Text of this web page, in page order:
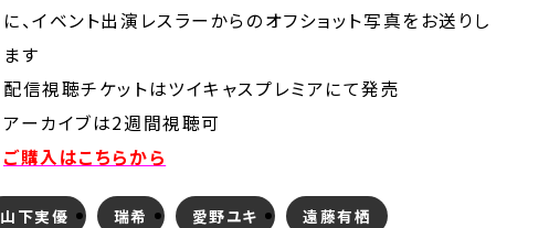
に、イベント出演レスラーからのオフショット写真をお送りし
ます
配信視聴チケットはツイキャスプレミアにて発売
アーカイブは2週間視聴可
ご購入はこちらから
山下実優 瑞希 愛野ユキ 遠藤有栖